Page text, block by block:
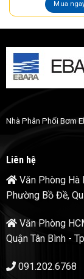
Mua
Nhà Phân Phối Bơm
Liên hệ
Văn Phòng Hà
Phường Bồ Đề,
Văn Phòng
Quận Tân Bình -
091.202.6768